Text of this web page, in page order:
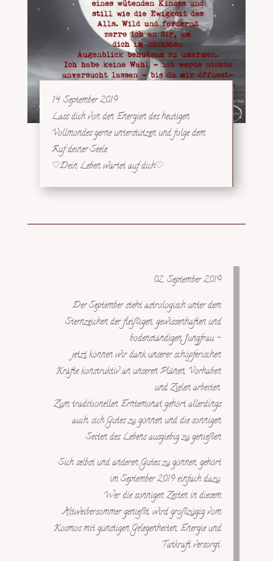
14. September 2019
Lass dich von den Energien des heutigen
Vollmondes gerne unterstützen und folge dem
Ruf deiner Seele
♡Dein Leben wartet auf dich♡
02. September 2019
Der September steht astrologisch unter dem
Sternzeichen der fleißigen, gewissenhaften und
bodenständigen Jungfrau –
jetzt können wir dank unserer schöpferischen
Kräfte konstruktiv an unseren Plänen, Vorhaben
und Zielen arbeiten.
Zum traditionellen Erntemonat gehört allerdings
auch, sich Gutes zu gönnen und die sonnigen
Seiten des Lebens ausgiebig zu genießen
Sich selbst und anderen Gutes zu gönnen, gehört
im September 2019 einfach dazu.
Wer die sonnigen Zeiten in diesem
Altweibersommer genießt, wird großzügig vom
Kosmos mit günstigen Gelegenheiten, Energie und
Tatkraft versorgt.